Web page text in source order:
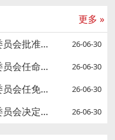
更多 »
广元市第八届人民代表大会常务委员会批准任命名单
26-06-30
广元市第八届人民代表大会常务委员会任命名单 26-06-30
广元市第八届人民代表大会常务委员会任免名单 26-06-30
广元市第八届人民代表大会常务委员会决定任免名单 26-06-30